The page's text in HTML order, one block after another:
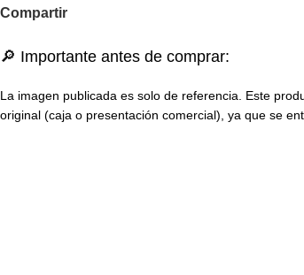
Compartir
🔎 Importante antes de comprar:
La imagen publicada es solo de referencia. Este
original (caja o presentación comercial), ya que se